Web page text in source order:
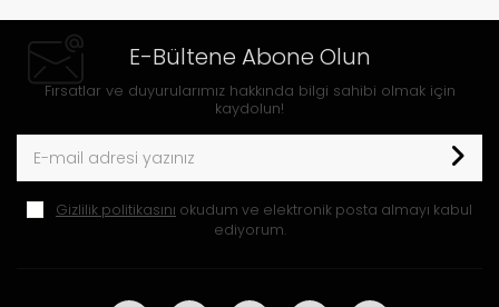
E-Bültene Abone Olun
Fırsatlar ve duyurularımız hakkında bilgi sahibi olmak için
kaydolun!
Gizlilik politikasını okudum ve elektronik posta almayı kabul
ediyorum.